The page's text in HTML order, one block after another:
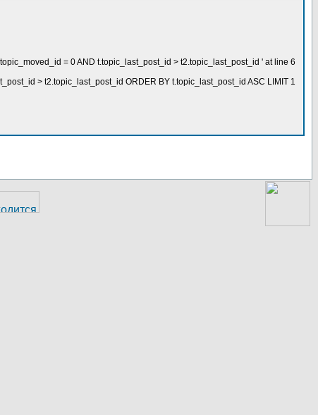
= 0 AND t.topic_last_post_id > t2.topic_last_post_id ' at line 6
> t2.topic_last_post_id ORDER BY t.topic_last_post_id ASC LIMIT 1